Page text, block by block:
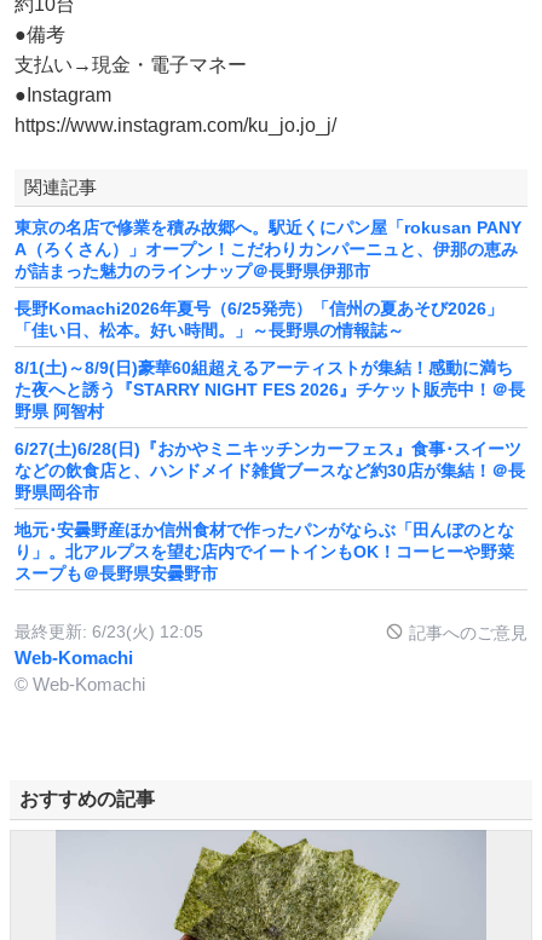
約10台
●備考
支払い→現金・電子マネー
●Instagram
https://www.instagram.com/ku_jo.jo_j/
関連記事
東京の名店で修業を積み故郷へ。駅近くにパン屋「rokusan PANY
A（ろくさん）」オープン！こだわりカンパーニュと、伊那の恵み
が詰まった魅力のラインナップ＠長野県伊那市
長野Komachi2026年夏号（6/25発売）「信州の夏あそび2026」
「佳い日、松本。好い時間。」～長野県の情報誌～
8/1(土)～8/9(日)豪華60組超えるアーティストが集結！感動に満ち
た夜へと誘う『STARRY NIGHT FES 2026』チケット販売中！＠長
野県 阿智村
6/27(土)6/28(日)『おかやミニキッチンカーフェス』食事･スイーツ
などの飲食店と、ハンドメイド雑貨ブースなど約30店が集結！＠長
野県岡谷市
地元･安曇野産ほか信州食材で作ったパンがならぶ「田んぼのとな
り」。北アルプスを望む店内でイートインもOK！コーヒーや野菜
スープも＠長野県安曇野市
最終更新: 6/23(火) 12:05 記事へのご意見
Web-Komachi
© Web-Komachi
おすすめの記事